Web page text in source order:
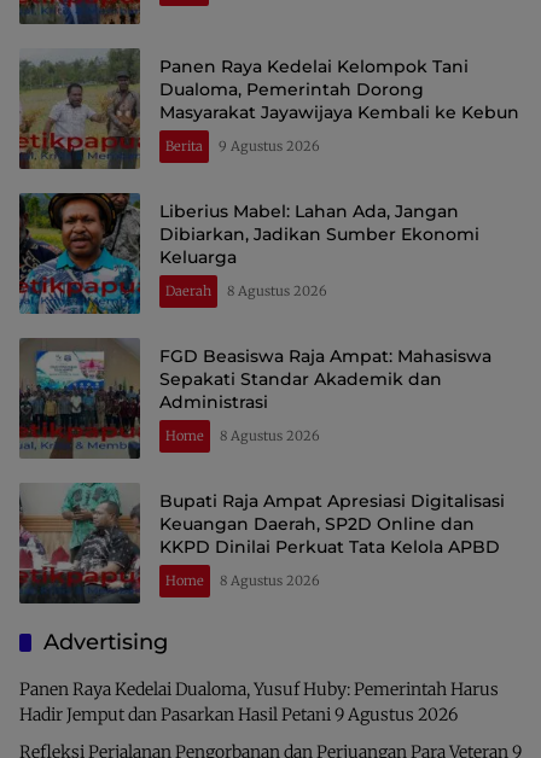
Panen Raya Kedelai Kelompok Tani
Dualoma, Pemerintah Dorong
Masyarakat Jayawijaya Kembali ke Kebun
Berita 9 Agustus 2026
Liberius Mabel: Lahan Ada, Jangan
Dibiarkan, Jadikan Sumber Ekonomi
Keluarga
Daerah 8 Agustus 2026
FGD Beasiswa Raja Ampat: Mahasiswa
Sepakati Standar Akademik dan
Administrasi
Home 8 Agustus 2026
Bupati Raja Ampat Apresiasi Digitalisasi
Keuangan Daerah, SP2D Online dan
KKPD Dinilai Perkuat Tata Kelola APBD
Home 8 Agustus 2026
Advertising
Panen Raya Kedelai Dualoma, Yusuf Huby: Pemerintah Harus
Hadir Jemput dan Pasarkan Hasil Petani9 Agustus 2026
Refleksi Perjalanan Pengorbanan dan Perjuangan Para Veteran9